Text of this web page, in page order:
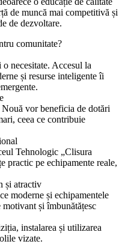
de muncă mai competitivă și
de dezvoltare.
comunitate?
necesitate. Accesul la
și resurse inteligente îi
vor beneficia de dotări
ceea ce contribuie
Tehnologic „Clisura
practic pe echipamente reale,
și atractiv
moderne și echipamentele
și îmbunătățesc
instalarea și utilizarea
vizate.